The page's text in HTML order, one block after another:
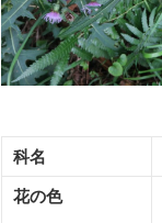
科名
花の色